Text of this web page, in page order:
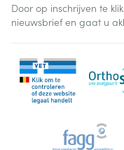
Door op inschrijven te
nieuwsbrief en gaat u